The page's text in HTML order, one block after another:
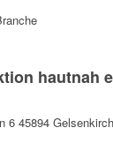
hautnah
6 45894